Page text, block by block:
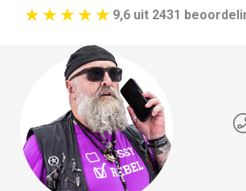
9,6 uit 2431